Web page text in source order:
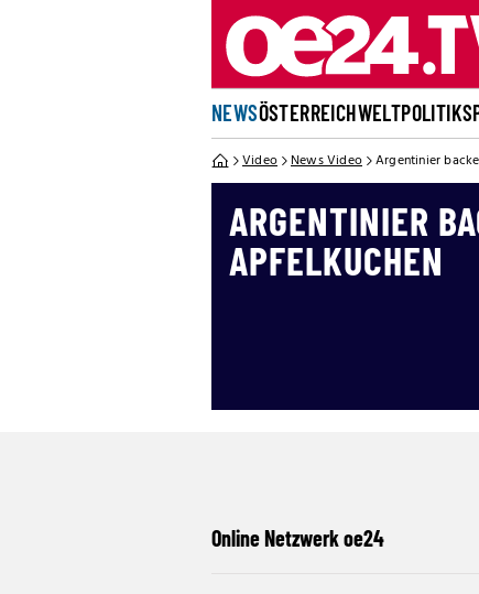
NEWSÖSTERREICHWELTPOLITIK
Video News Video Argentinier
ARGENTINIER
APFELKUCHEN
Online Netzwerk oe24